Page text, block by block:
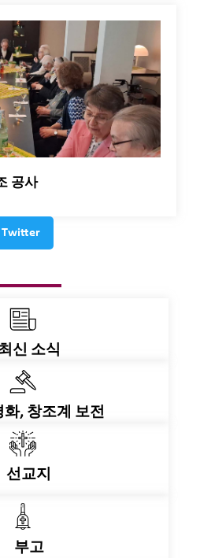
공사
Twitter
신 소식
화, 창조계 보전
선교지
부고